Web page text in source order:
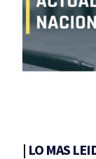
| LO MAS